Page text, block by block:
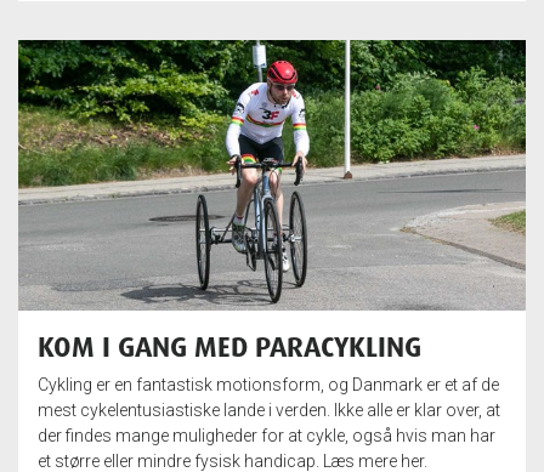
KOM I GANG MED PARACYKLING
Cykling er en fantastisk motionsform, og Danmark er et af de
mest cykelentusiastiske lande i verden. Ikke alle er klar over, at
der findes mange muligheder for at cykle, også hvis man har
et større eller mindre fysisk handicap. Læs mere her.